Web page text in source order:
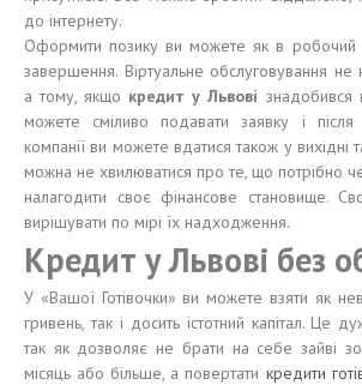
до інтернету.
Оформити позику ви можете як в робочий
завершення. Віртуальне обслуговування
а тому, якщо кредит у Львові
можете сміливо подавати заявку і
компанії ви можете вдатися також у вихідні
можна не хвилюватися про те, що потрібно
налагодити своє фінансове становище.
вирішувати по мірі їх надходження.
Кредит у Львові без
У «Вашої Готівочки» ви можете взяти як
гривень, так і досить істотний капітал. Це
так як дозволяє не брати на себе зайві
місяць або більше, а повертати кредити